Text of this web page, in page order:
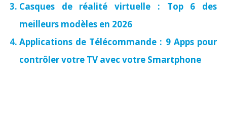
Casques de réalité virtuelle : Top 6 des
meilleurs modèles en 2026
Applications de Télécommande : 9 Apps pour
contrôler votre TV avec votre Smartphone